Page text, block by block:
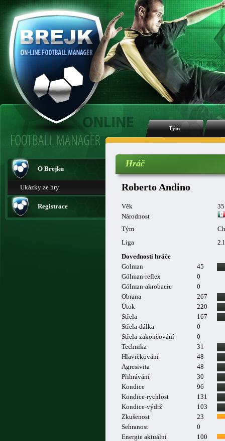
Tým
O Brejku
Ukázky ze hry
Registrace
Hráč
Roberto Andino
Věk
35
Národnost
Tým
Liga
Dovednosti hráče
Golman
45
Gólman-reflex
0
Gólman-akrobacie
0
Obrana
267
Útok
220
Střela
167
Střela-dálka
0
Střela-zakončování
0
Technika
31
Hlavičkování
48
Agresivita
48
Přihrávání
30
Kondice
96
Kondice-rychlost
131
Kondice-výdrž
103
Zkušenost
23
Sehranost
0
Energie aktuální
100